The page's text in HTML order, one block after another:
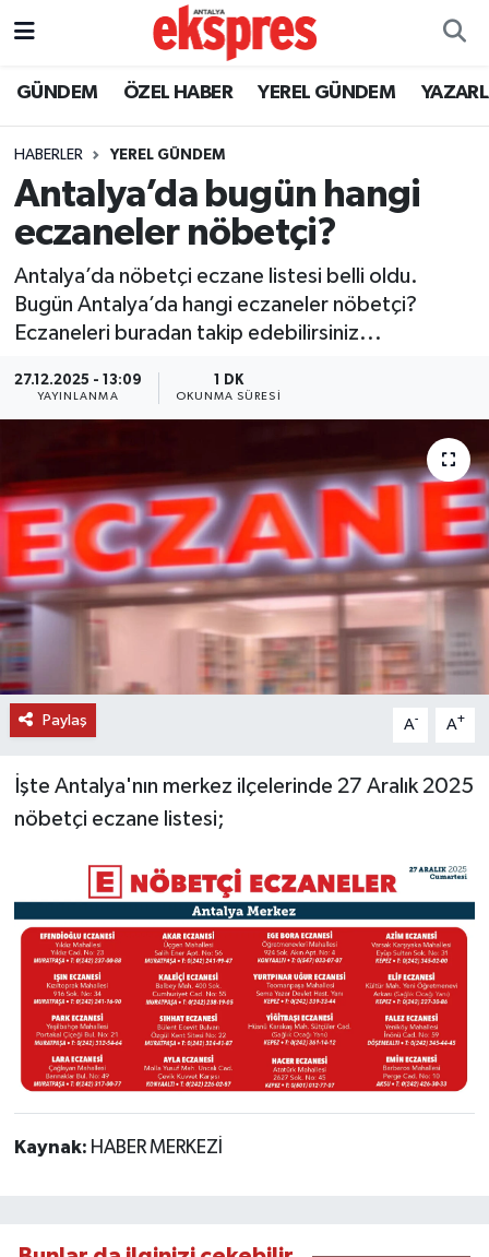
GÜNDEM ÖZEL HABER YEREL GÜNDEM
HABERLER YEREL GÜNDEM
Antalya’da bugün hangi
eczaneler nöbetçi?
Antalya’da nöbetçi eczane listesi belli oldu.
Bugün Antalya’da hangi eczaneler nöbetçi?
Eczaneleri buradan takip edebilirsiniz...
27.12.2025 - 13:09
YAYINLANMA
1 DK
OKUNMA SÜRESI
Paylaş A- A+
İşte Antalya'nın merkez ilçelerinde 27 Aralık 2025
nöbetçi eczane listesi;
Kaynak: HABER MERKEZİ
ÖZEL HABER
YEREL GÜNDEM
EKONOMİ
KÜLTÜR - SANAT
SİYASET
SAĞLIK
DÜNYA
EĞİTİM
RÖPORTAJ
YAZARLAR
RESMİ İLAN
MAGAZİN
Nöbetçi Eczaneler
Trafik Durumu
Süper Lig Puan Durumu ve Fikstür
Tüm Manşetler
Haber Arşivi